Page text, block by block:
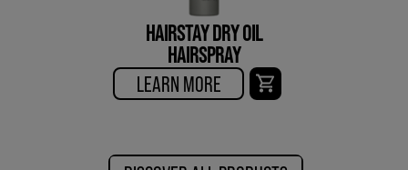
HAIRSTAY DRY OIL
HAIRSPRAY
LEARN MORE